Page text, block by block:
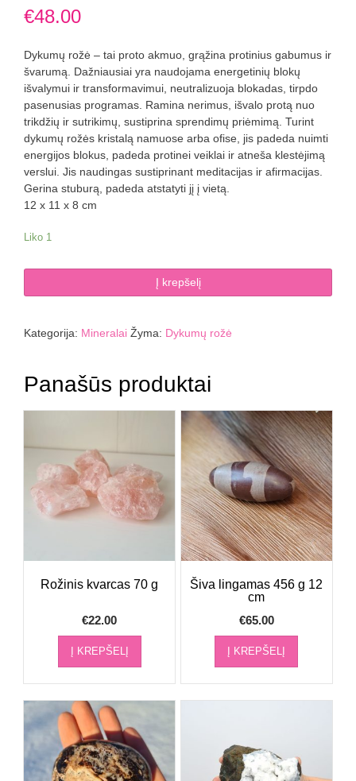
€48.00
Dykumų rožė – tai proto akmuo, grąžina protinius gabumus ir
švarumą. Dažniausiai yra naudojama energetinių blokų
išvalymui ir transformavimui, neutralizuoja blokadas, tirpdo
pasenusias programas. Ramina nerimus, išvalo protą nuo
trikdžių ir sutrikimų, sustiprina sprendimų priėmimą. Turint
dykumų rožės kristalą namuose arba ofise, jis padeda nuimti
energijos blokus, padeda protinei veiklai ir atneša klestėjimą
verslui. Jis naudingas sustiprinant meditacijas ir afirmacijas.
Gerina stuburą, padeda atstatyti jį į vietą.
12 x 11 x 8 cm
Liko 1
kiekis:
rožė
Į krepšelį
Kategorija: Mineralai Žyma: Dykumų rožė
Panašūs produktai
Rožinis kvarcas 70 g
€22.00
Į KREPŠELĮ
Šiva lingamas 456 g 12
cm
€65.00
Į KREPŠELĮ